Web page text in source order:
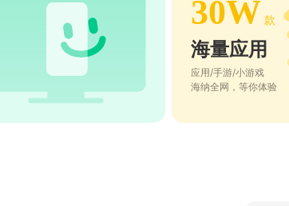
30W 款
海量应用
应用/手游/小游戏
海纳全网，等你体验